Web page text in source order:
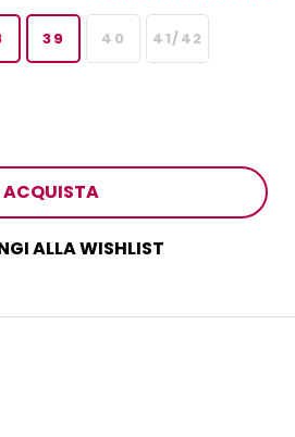
39 40 41/42
ACQUISTA
ALLA WISHLIST